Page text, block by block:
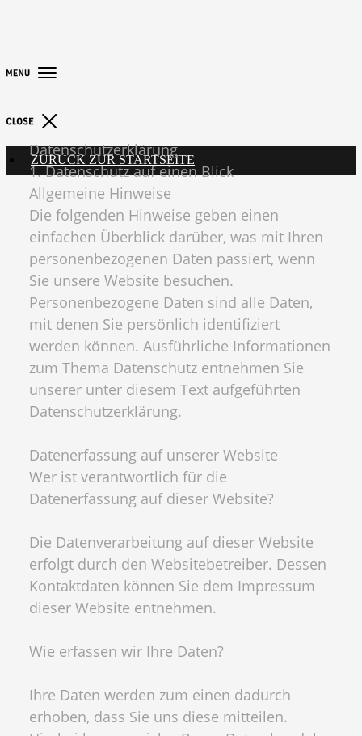
ZURÜCK ZUR STARTSEITE
Datenschutzerklärung
1. Datenschutz auf einen Blick
Allgemeine Hinweise
Die folgenden Hinweise geben einen
einfachen Überblick darüber, was mit Ihren
personenbezogenen Daten passiert, wenn
Sie unsere Website besuchen.
Personenbezogene Daten sind alle Daten,
mit denen Sie persönlich identifiziert
werden können. Ausführliche Informationen
zum Thema Datenschutz entnehmen Sie
unserer unter diesem Text aufgeführten
Datenschutzerklärung.
Datenerfassung auf unserer Website
Wer ist verantwortlich für die
Datenerfassung auf dieser Website?
Die Datenverarbeitung auf dieser Website
erfolgt durch den Websitebetreiber. Dessen
Kontaktdaten können Sie dem Impressum
dieser Website entnehmen.
Wie erfassen wir Ihre Daten?
Ihre Daten werden zum einen dadurch
erhoben, dass Sie uns diese mitteilen.